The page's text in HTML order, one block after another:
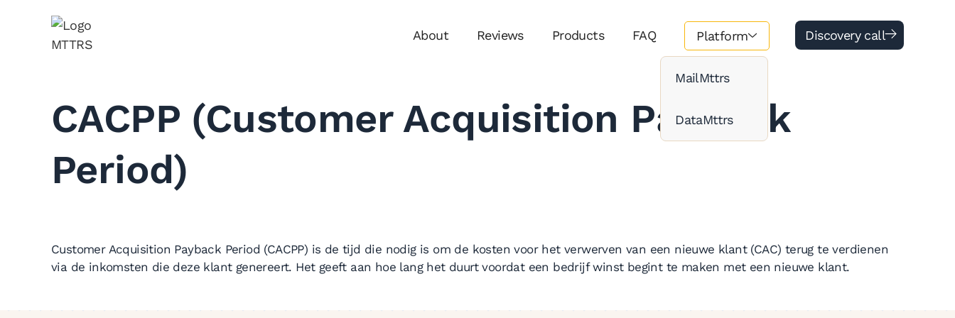
About Reviews Products FAQ Platform
MailMttrs
DataMttrs
Discovery call
CACPP (Customer Acquisition Payback
Period)
Customer Acquisition Payback Period (CACPP) is de tijd die nodig is om de kosten voor het verwerven van een nieuwe klant (CAC) terug te verdienen
via de inkomsten die deze klant genereert. Het geeft aan hoe lang het duurt voordat een bedrijf winst begint te maken met een nieuwe klant.